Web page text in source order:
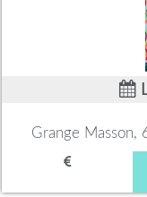
Grange Masson,